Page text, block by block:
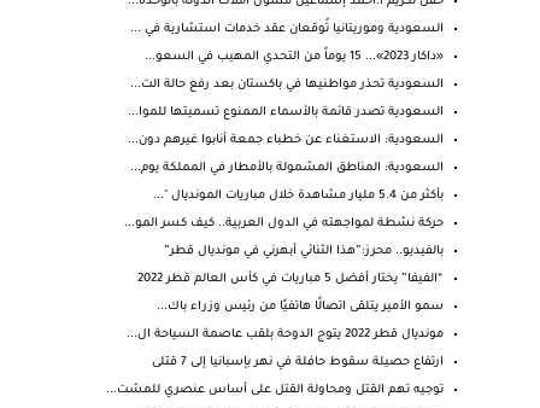
السعودية وموريتانيا تُوقعان عقد خدمات استشارية في ...
«داكار 2023»... 15 يوماً من التحدي المهيب في السعو...
السعودية تحذر مواطنيها في باكستان بعد رفع حالة الت...
السعودية تصدر قائمة بالأسماء الممنوع تسميتها للموا...
السعودية: الاستغناء عن خطباء جمعة أنابوا غيرهم دون...
السعودية: المناطق المشمولة بالأمطار في المملكة يوم...
بأكثر من 5.4 مليار مشاهدة خلال مباريات المونديال "...
حركة نشطة لمواجهته في الدول العربية.. كيف كسر المو...
بالفيديو.. محرز:”هذا الثنائي أبهرني في مونديال قطر”
“الفيفا” يختار أفضل 5 مباريات في كأس العالم قطر 2022
سمو الأمير يتلقى اتصالًا هاتفيًا من رئيس وزراء باك...
مونديال قطر 2022 يتوج الدوحة بلقب عاصمة السياحة ال...
ارتفاع حصيلة سقوط حافلة في نهر بإسبانيا إلى 7 قتلى
توجيه تهم القتل ومحاولة القتل على أساس عنصري للمشت...